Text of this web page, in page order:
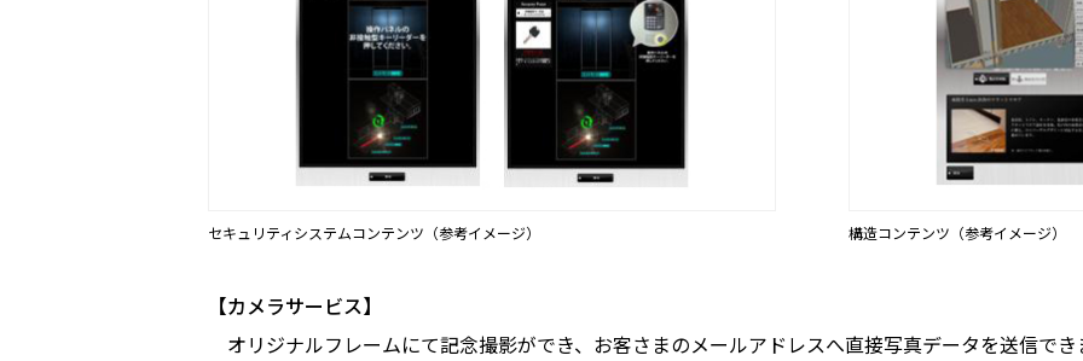
セキュリティシステムコンテンツ（参考イメージ） 構造コンテンツ（参考イメージ）
【カメラサービス】
オリジナルフレームにて記念撮影ができ、お客さまのメールアドレスへ直接写真データを送信でき